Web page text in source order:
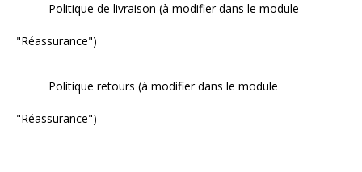
Politique de livraison (à modifier dans le module
"Réassurance")
Politique retours (à modifier dans le module
"Réassurance")